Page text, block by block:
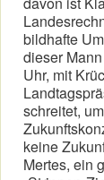
bildhafte
dieser
Uhr, mit
schreitet,
keine
Mertes, ein